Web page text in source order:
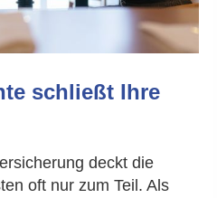
schließt Ihre
deckt die
oft nur zum Teil. Als